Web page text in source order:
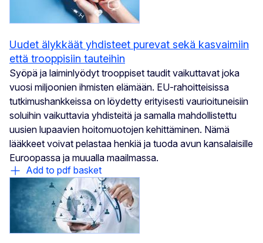
Uudet älykkäät yhdisteet purevat sekä kasvaimiin
että trooppisiin tauteihin
Syöpä ja laiminlyödyt trooppiset taudit vaikuttavat joka
vuosi miljoonien ihmisten elämään. EU-rahoitteisissa
tutkimushankkeissa on löydetty erityisesti vaurioituneisiin
soluihin vaikuttavia yhdisteitä ja samalla mahdollistettu
uusien lupaavien hoitomuotojen kehittäminen. Nämä
lääkkeet voivat pelastaa henkiä ja tuoda avun kansalaisille
Euroopassa ja muualla maailmassa.
Add to pdf basket